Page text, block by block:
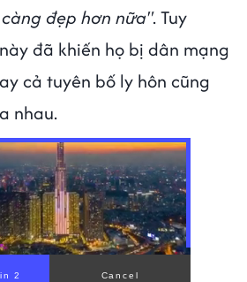
đẹp hơn nữa". Tuy
đã khiến họ bị dân mạng
cả tuyên bố ly hôn cũng
nhau.